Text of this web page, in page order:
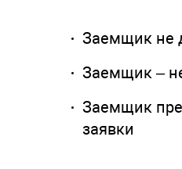
Заемщик не
Заемщик –
Заемщик
заявки